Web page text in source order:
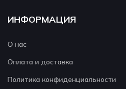
ИНФОРМАЦИЯ
О нас
Оплата и доставка
Политика конфиденциальности